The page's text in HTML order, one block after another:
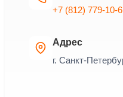
+7 (812) 779-10-
Адрес
г. Санкт-